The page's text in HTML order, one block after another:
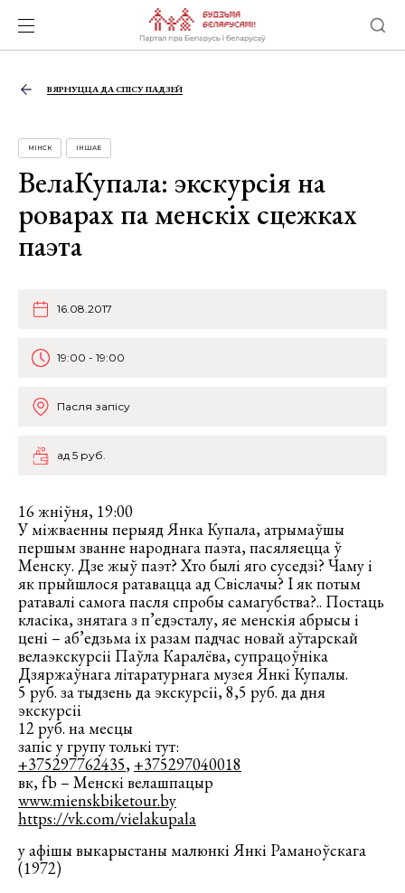
ВЯРНУЦЦА ДА СПІСУ ПАДЗЕЙ
МІНСК ІНШАЕ
ВелаКупала: экскурсія на
роварах па менскіх сцежках
паэта
16.08.2017
19:00 - 19:00
Пасля запісу
ад 5 руб.
16 жніўня, 19:00
У міжваенны перыяд Янка Купала, атрымаўшы
першым званне народнага паэта, пасяляецца ў
Менску. Дзе жыў паэт? Хто былi яго суседзi? Чаму i
як прыйшлося ратавацца ад Свiслачы? І як потым
ратавалі самога пасля спробы самагубства?.. Постаць
класіка, знятага з п’едэсталу, яе менскія абрысы і
цені – аб’едзьма іх разам падчас новай аўтарскай
велаэкскурсіі Паўла Каралёва, супрацоўнiка
Дзяржаўнага лiтаратурнага музея Янкi Купалы.
5 руб. за тыдзень да экскурсіі, 8,5 руб. да дня
экскурсіі
12 руб. на месцы
запіс у групу толькі тут:
+375297762435,+375297040018
вк, fb – Менскі велашпацыр
www.mienskbiketour.by
https://vk.com/vielakupala
у афішы выкарыстаны малюнкі Янкі Раманоўскага
(1972)